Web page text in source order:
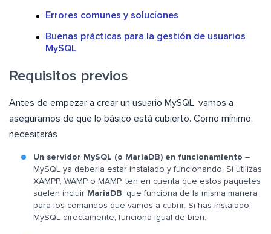
Errores comunes y soluciones
Buenas prácticas para la gestión de usuarios
MySQL
Requisitos previos
Antes de empezar a crear un usuario MySQL, vamos a
asegurarnos de que lo básico está cubierto. Como mínimo,
necesitarás
Un servidor MySQL (o MariaDB) en funcionamiento –
MySQL ya debería estar instalado y funcionando. Si utilizas
XAMPP, WAMP o MAMP, ten en cuenta que estos paquetes
suelen incluir MariaDB, que funciona de la misma manera
para los comandos que vamos a cubrir. Si has instalado
MySQL directamente, funciona igual de bien.